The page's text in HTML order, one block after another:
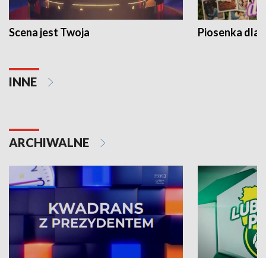
Scena jest Twoja Piosenka dla
INNE
ARCHIWALNE